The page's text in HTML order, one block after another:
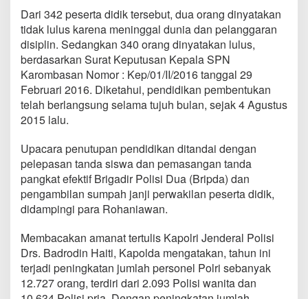
Dari 342 peserta didik tersebut, dua orang dinyatakan
tidak lulus karena meninggal dunia dan pelanggaran
disiplin. Sedangkan 340 orang dinyatakan lulus,
berdasarkan Surat Keputusan Kepala SPN
Karombasan Nomor : Kep/01/II/2016 tanggal 29
Februari 2016. Diketahui, pendidikan pembentukan
telah berlangsung selama tujuh bulan, sejak 4 Agustus
2015 lalu.
Upacara penutupan pendidikan ditandai dengan
pelepasan tanda siswa dan pemasangan tanda
pangkat efektif Brigadir Polisi Dua (Bripda) dan
pengambilan sumpah janji perwakilan peserta didik,
didampingi para Rohaniawan.
Membacakan amanat tertulis Kapolri Jenderal Polisi
Drs. Badrodin Haiti, Kapolda mengatakan, tahun ini
terjadi peningkatan jumlah personel Polri sebanyak
12.727 orang, terdiri dari 2.093 Polisi wanita dan